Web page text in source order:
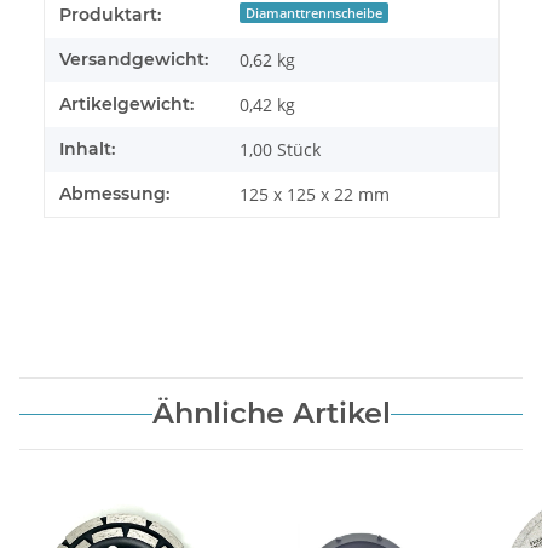
Produkteigenschaft
Wert
Produktart: Diamanttrennscheibe
Versandgewicht: 0,62 kg
Artikelgewicht: 0,42 kg
Inhalt: 1,00 Stück
Abmessung: 125 x 125 x 22 mm
Ähnliche Artikel